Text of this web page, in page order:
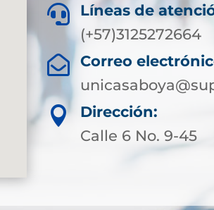

Líneas de
(+57)3125272664

Correo

Dirección:
Calle 6 No. 9-45